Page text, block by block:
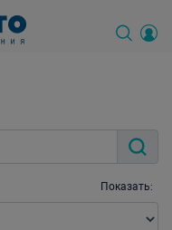
Показать: